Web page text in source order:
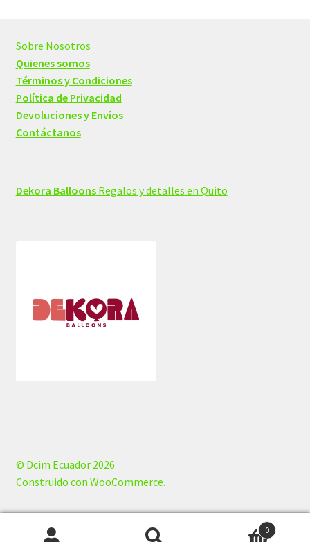
Sobre Nosotros
Quienes somos
Términos y Condiciones
Política de Privacidad
Devoluciones y Envíos
Contáctanos
Dekora BalloonsRegalos y detalles en Quito
© Dcim Ecuador 2026
Construido con WooCommerce.
0